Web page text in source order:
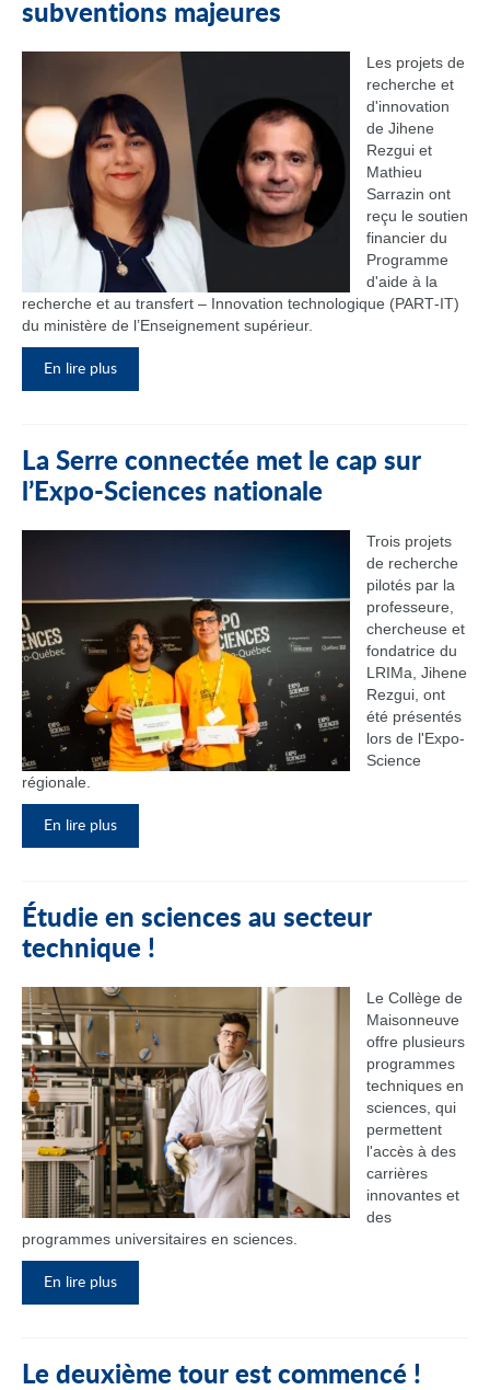
subventions majeures
Les projets de
recherche et
d'innovation
de Jihene
Rezgui et
Mathieu
Sarrazin ont
reçu le soutien
financier du
Programme
d'aide à la
recherche et au transfert – Innovation technologique (PART‑IT)
du ministère de l’Enseignement supérieur.
En lire plus
La Serre connectée met le cap sur
l’Expo-Sciences nationale
Trois projets
de recherche
pilotés par la
professeure,
chercheuse et
fondatrice du
LRIMa, Jihene
Rezgui, ont
été présentés
lors de l'Expo-
Science
régionale.
En lire plus
Étudie en sciences au secteur
technique !
Le Collège de
Maisonneuve
offre plusieurs
programmes
techniques en
sciences, qui
permettent
l'accès à des
carrières
innovantes et
des
programmes universitaires en sciences.
En lire plus
Le deuxième tour est commencé !